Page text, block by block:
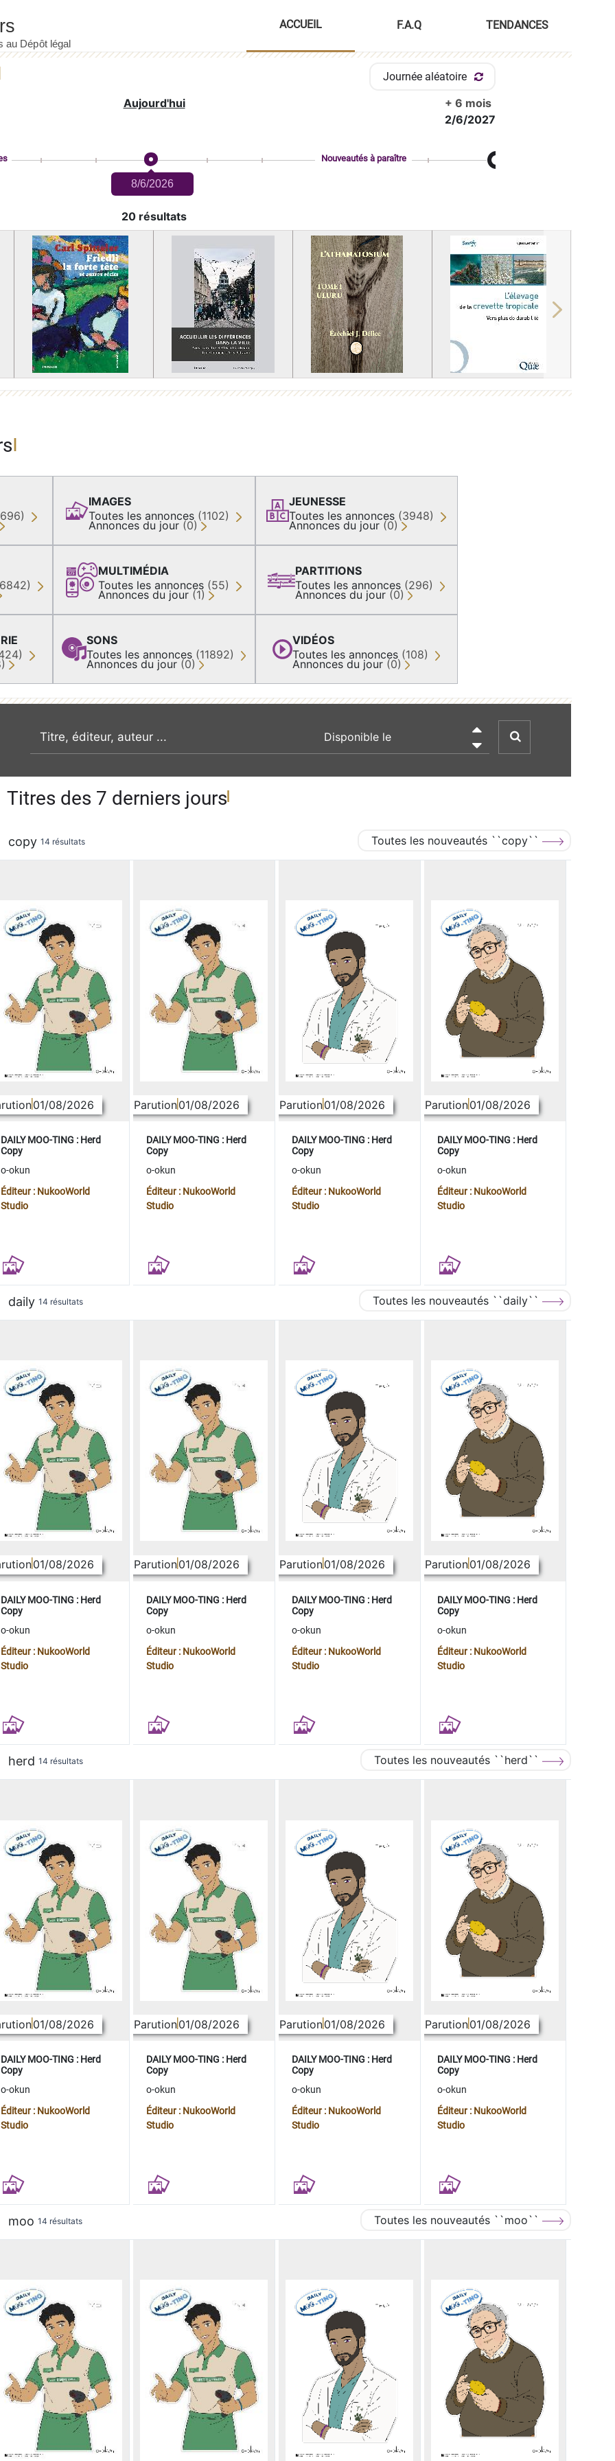
ACCUEIL F.A.Q TENDANCES
Journée aléatoire
Aujourd'hui
+ 6 mois
2/6/2027
8/6/2026
Nouveautés à paraître
20 résultats
Next
IMAGES
Toutes les annonces (1102)
Annonces du jour (0)
MULTIMÉDIA
Toutes les annonces (55)
Annonces du jour (1)
SONS
Toutes les annonces (11892)
Annonces du jour (0)
JEUNESSE
Toutes les annonces (3948)
Annonces du jour (0)
PARTITIONS
Toutes les annonces (296)
Annonces du jour (0)
VIDÉOS
Toutes les annonces (108)
Annonces du jour (0)
recherche par mot clé

Titres des 7 derniers jours
copy 14 résultats Toutes les nouveautés ``copy``
01/08/2026
DAILY MOO-TING : Herd
Copy
o-okun
Éditeur : NukooWorld
Studio
Parution01/08/2026
DAILY MOO-TING : Herd
Copy
o-okun
Éditeur : NukooWorld
Studio
Parution01/08/2026
DAILY MOO-TING : Herd
Copy
o-okun
Éditeur : NukooWorld
Studio
Parution01/08/2026
DAILY MOO-TING : Herd
Copy
o-okun
Éditeur : NukooWorld
Studio
daily 14 résultats Toutes les nouveautés ``daily``
01/08/2026
DAILY MOO-TING : Herd
Copy
o-okun
Éditeur : NukooWorld
Studio
Parution01/08/2026
DAILY MOO-TING : Herd
Copy
o-okun
Éditeur : NukooWorld
Studio
Parution01/08/2026
DAILY MOO-TING : Herd
Copy
o-okun
Éditeur : NukooWorld
Studio
Parution01/08/2026
DAILY MOO-TING : Herd
Copy
o-okun
Éditeur : NukooWorld
Studio
herd 14 résultats Toutes les nouveautés ``herd``
01/08/2026
DAILY MOO-TING : Herd
Copy
o-okun
Éditeur : NukooWorld
Studio
Parution01/08/2026
DAILY MOO-TING : Herd
Copy
o-okun
Éditeur : NukooWorld
Studio
Parution01/08/2026
DAILY MOO-TING : Herd
Copy
o-okun
Éditeur : NukooWorld
Studio
Parution01/08/2026
DAILY MOO-TING : Herd
Copy
o-okun
Éditeur : NukooWorld
Studio
moo 14 résultats Toutes les nouveautés ``moo``